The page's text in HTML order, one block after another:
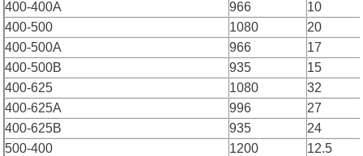
400-400A
966
10
400-500
1080
20
400-500A
966
17
400-500B
935
15
400-625
1080
32
400-625A
996
27
400-625B
935
24
500-400
1200
12.5